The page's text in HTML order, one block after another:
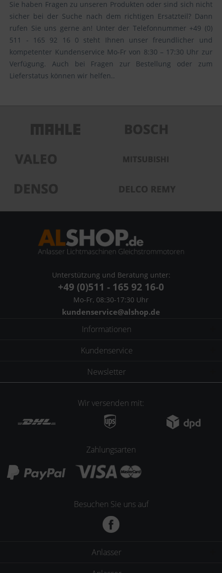
Sie haben Fragen zu unseren Produkten oder sind sich nicht
sicher bei der Suche nach dem richtigen Ersatzteil? Dann
rufen Sie uns gerne an! Unter der Telefonnummer +49 (0)
511 - 165 92 16 0 steht Ihnen unser freundlicher und
kompetenter Kundenservice Mo-Fr von 8:30 – 17:30 Uhr zur
Verfügung. Auch bei Fragen zur Bestellung oder zum
Lieferstatus können wir helfen..
Unterstützung und Beratung unter:
+49 (0)511 - 165 92 16-0
Mo-Fr, 08:30-17:30 Uhr
kundenservice@alshop.de
Informationen
Kundenservice
Newsletter
Wir versenden mit:
Zahlungsarten
Besuchen Sie uns auf
Anlasser